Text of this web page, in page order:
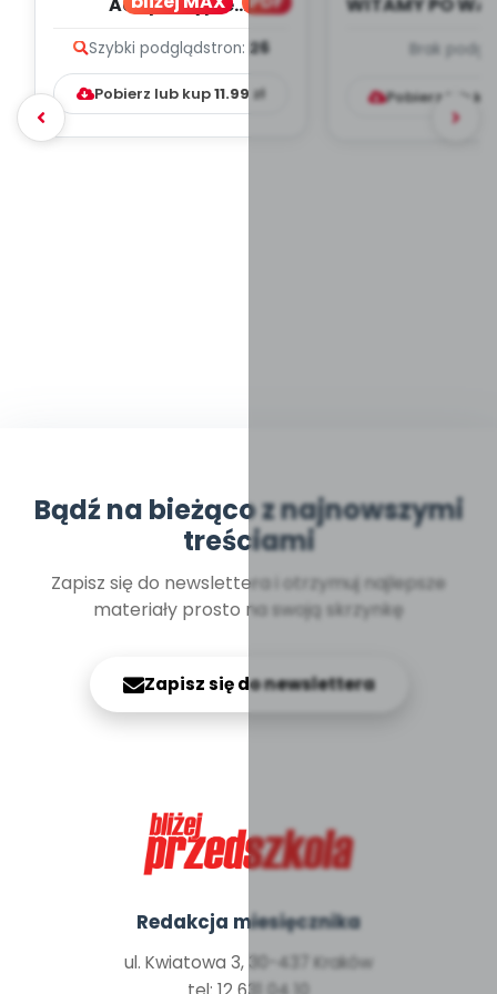
Adaptacyjne
artykuły
Szybki podglądstron: 26
Pobierz lub kup11.99 zł
WITAMY PO
Brak
Pobierz lub
Bądź na bieżąco z najnowszymi
treściami
Zapisz się do newslettera i otrzymuj najlepsze
materiały prosto na swoją skrzynkę
Zapisz się do newslettera
Redakcja miesięcznika
ul. Kwiatowa 3, 30-437 Kraków